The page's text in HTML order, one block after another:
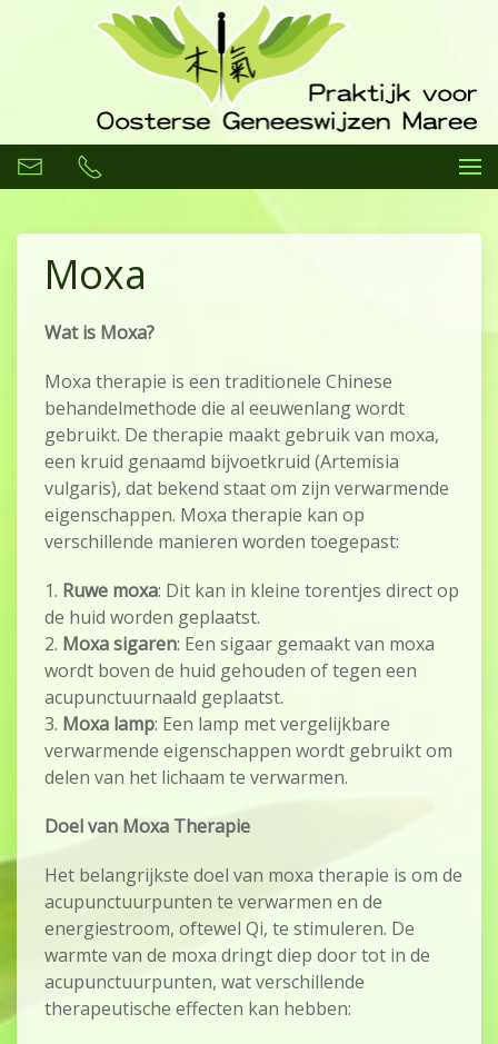
Moxa
Wat is Moxa?
Moxa therapie is een traditionele Chinese
behandelmethode die al eeuwenlang wordt
gebruikt. De therapie maakt gebruik van moxa,
een kruid genaamd bijvoetkruid (Artemisia
vulgaris), dat bekend staat om zijn verwarmende
eigenschappen. Moxa therapie kan op
verschillende manieren worden toegepast:
1. Ruwe moxa: Dit kan in kleine torentjes direct op
de huid worden geplaatst.
2. Moxa sigaren: Een sigaar gemaakt van moxa
wordt boven de huid gehouden of tegen een
acupunctuurnaald geplaatst.
3. Moxa lamp: Een lamp met vergelijkbare
verwarmende eigenschappen wordt gebruikt om
delen van het lichaam te verwarmen.
Doel van Moxa Therapie
Het belangrijkste doel van moxa therapie is om de
acupunctuurpunten te verwarmen en de
energiestroom, oftewel Qi, te stimuleren. De
warmte van de moxa dringt diep door tot in de
acupunctuurpunten, wat verschillende
therapeutische effecten kan hebben: